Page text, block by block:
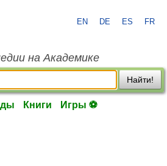
EN DE ES FR
на Академике
Найти!
Книги Игры ⚽